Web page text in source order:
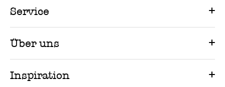
Service
Über uns
Inspiration